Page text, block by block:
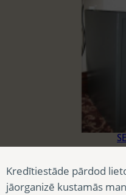
Kredītiestāde pārdod
jāorganizē kustamās